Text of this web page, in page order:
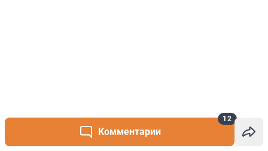
Комментарии
12